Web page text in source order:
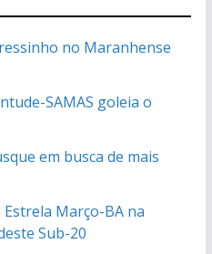
no Maranhense
SAMAS goleia o
em busca de mais
Março-BA na
Sub-20